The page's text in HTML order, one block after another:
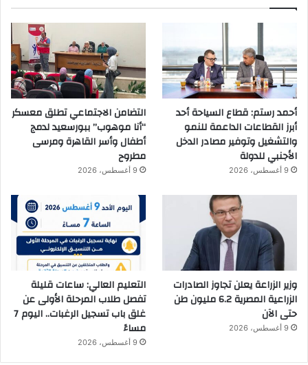
أحمد رستم: قطاع السياحة أحد
أبرز القطاعات الداعمة للنمو
والتشغيل وتوفير مصادر الدخل
الأجنبي للدولة
9 أغسطس، 2026
التضامن الاجتماعي تطلق معسكر
“أنا موهوب” ببورسعيد لدمج
أطفال وأسر القاهرة ومرسى
مطروح
9 أغسطس، 2026
وزير الزراعة يعلن تجاوز الصادرات
الزراعية المصرية 6.2 مليون طن
حتى الآن
9 أغسطس، 2026
التعليم العالي: ساعات قليلة
تفصل طلاب المرحلة الأولى عن
غلق باب تسجيل الرغبات.. اليوم 7
مساءً
9 أغسطس، 2026